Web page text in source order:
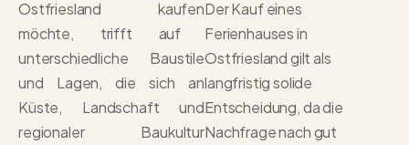
Ostfriesland kaufen
möchte, trifft auf
unterschiedliche Baustile
und Lagen, die sich an
Küste, Landschaft und
regionaler Baukultur
DerKauf eines
Ferienhauses in
Ostfrieslandgilt als
langfristig solide
Entscheidung, da die
Nachfrage nach gut